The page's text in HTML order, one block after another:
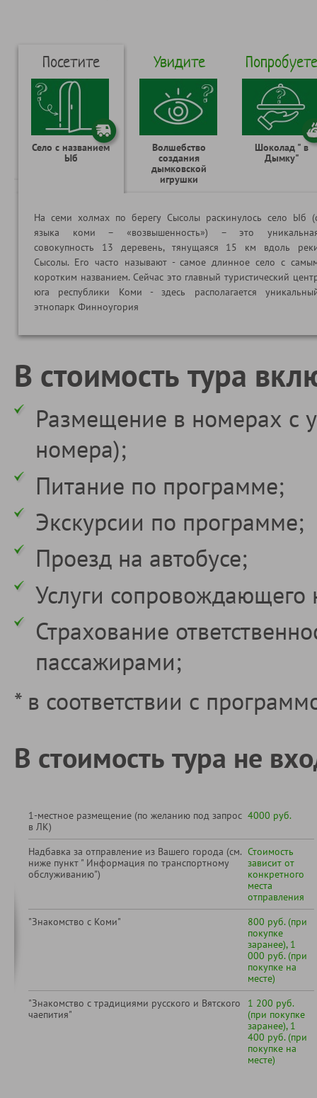
Посетите
Село с названием
Ыб
Увидите
Волшебство
создания
дымковской
игрушки
Попробуете
Шоколад " в
Дымку"
На семи холмах по берегу Сысолы раскинулось село Ыб
языка коми – «возвышенность») – это
совокупность 13 деревень, тянущаяся 15 км вдоль
Сысолы. Его часто называют - самое длинное село с
коротким названием. Сейчас это главный туристический
юга республики Коми - здесь располагается
этнопарк Финноугория
В стоимость тура
Размещение в номерах с
номера);
Питание по программе;
Экскурсии по программе;
Проезд на автобусе;
Услуги сопровождающего
Страхование
пассажирами;
* в соответствии с
В стоимость тура не
1-местное размещение (по желанию под запрос
в ЛК)
4000 руб.
Надбавка за отправление из Вашего города (см.
ниже пункт " Информация по транспортному
обслуживанию")
Стоимость
зависит от
конкретного
места
отправления
"Знакомство с Коми"
800 руб. (при
покупке
заранее), 1
000 руб. (при
покупке на
месте)
"Знакомство с традициями русского и Вятского
чаепития"
1 200 руб.
(при покупке
заранее), 1
400 руб. (при
покупке на
месте)